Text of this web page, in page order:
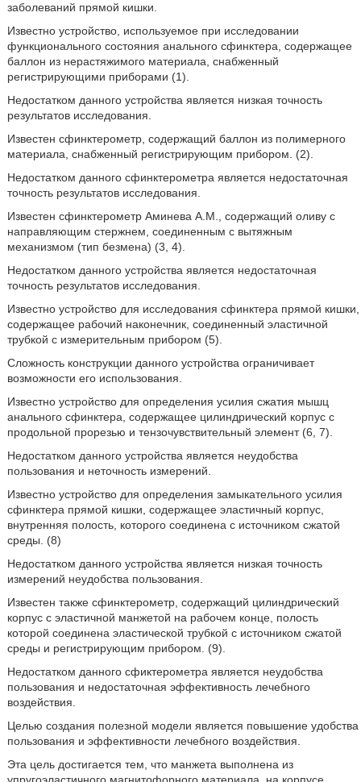
заболеваний прямой кишки.
Известно устройство, используемое при исследовании
функционального состояния анального сфинктера, содержащее
баллон из нерастяжимого материала, снабженный
регистрирующими приборами (1).
Недостатком данного устройства является низкая точность
результатов исследования.
Известен сфинктерометр, содержащий баллон из полимерного
материала, снабженный регистрирующим прибором. (2).
Недостатком данного сфинктерометра является недостаточная
точность результатов исследования.
Известен сфинктерометр Аминева А.М., содержащий оливу с
направляющим стержнем, соединенным с вытяжным
механизмом (тип безмена) (3, 4).
Недостатком данного устройства является недостаточная
точность результатов исследования.
Известно устройство для исследования сфинктера прямой кишки,
содержащее рабочий наконечник, соединенный эластичной
трубкой с измерительным прибором (5).
Сложность конструкции данного устройства ограничивает
возможности его использования.
Известно устройство для определения усилия сжатия мышц
анального сфинктера, содержащее цилиндрический корпус с
продольной прорезью и тензочувствительный элемент (6, 7).
Недостатком данного устройства является неудобства
пользования и неточность измерений.
Известно устройство для определения замыкательного усилия
сфинктера прямой кишки, содержащее эластичный корпус,
внутренняя полость, которого соединена с источником сжатой
среды. (8)
Недостатком данного устройства является низкая точность
измерений неудобства пользования.
Известен также сфинктерометр, содержащий цилиндрический
корпус с эластичной манжетой на рабочем конце, полость
которой соединена эластической трубкой с источником сжатой
среды и регистрирующим прибором. (9).
Недостатком данного сфиктерометра является неудобства
пользования и недостаточная эффективность лечебного
воздействия.
Целью создания полезной модели является повышение удобства
пользования и эффективности лечебного воздействия.
Эта цель достигается тем, что манжета выполнена из